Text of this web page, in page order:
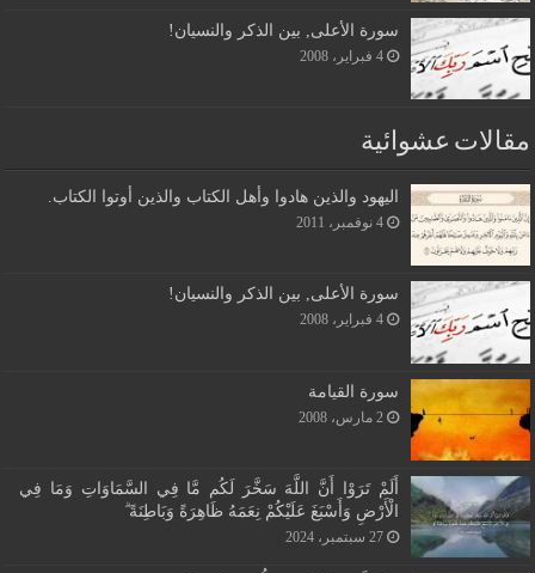
سورة الأعلى, بين الذكر والنسيان!
4 فبراير، 2008
مقالات عشوائية
اليهود والذين هادوا وأهل الكتاب والذين أوتوا الكتاب.
4 نوفمبر، 2011
سورة الأعلى, بين الذكر والنسيان!
4 فبراير، 2008
سورة القيامة
2 مارس، 2008
أَلَمْ تَرَوْا أَنَّ اللَّهَ سَخَّرَ لَكُم مَّا فِي السَّمَاوَاتِ وَمَا فِي
الْأَرْضِ وَأَسْبَغَ عَلَيْكُمْ نِعَمَهُ ظَاهِرَةً وَبَاطِنَةً ۗ
27 سبتمبر، 2024